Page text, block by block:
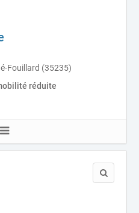
Fouillard (35235)
réduite